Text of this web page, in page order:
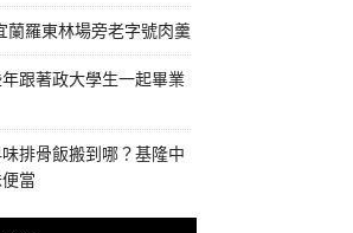
蘭羅東林場旁老字號肉羹
年跟著政大學生一起畢業
味排骨飯搬到哪？基隆中
當